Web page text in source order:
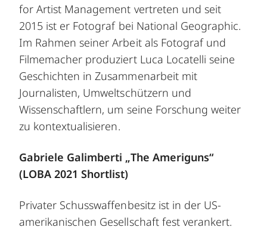
for Artist Management vertreten und seit
2015 ist er Fotograf bei National Geographic.
Im Rahmen seiner Arbeit als Fotograf und
Filmemacher produziert Luca Locatelli seine
Geschichten in Zusammenarbeit mit
Journalisten, Umweltschützern und
Wissenschaftlern, um seine Forschung weiter
zu kontextualisieren.
Gabriele Galimberti „The Ameriguns“
(LOBA 2021 Shortlist)
Privater Schusswaffenbesitz ist in der US-
amerikanischen Gesellschaft fest verankert.